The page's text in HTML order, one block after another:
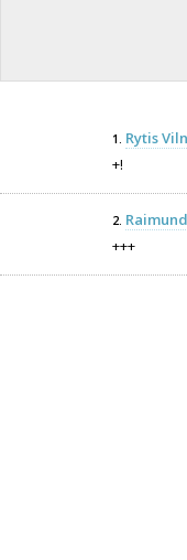
1. Rytis
+!
2.
+++